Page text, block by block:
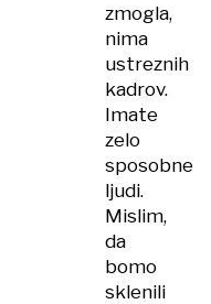
zmogla,
nima
ustreznih
kadrov.
Imate
zelo
sposobne
ljudi.
Mislim,
da
bomo
sklenili